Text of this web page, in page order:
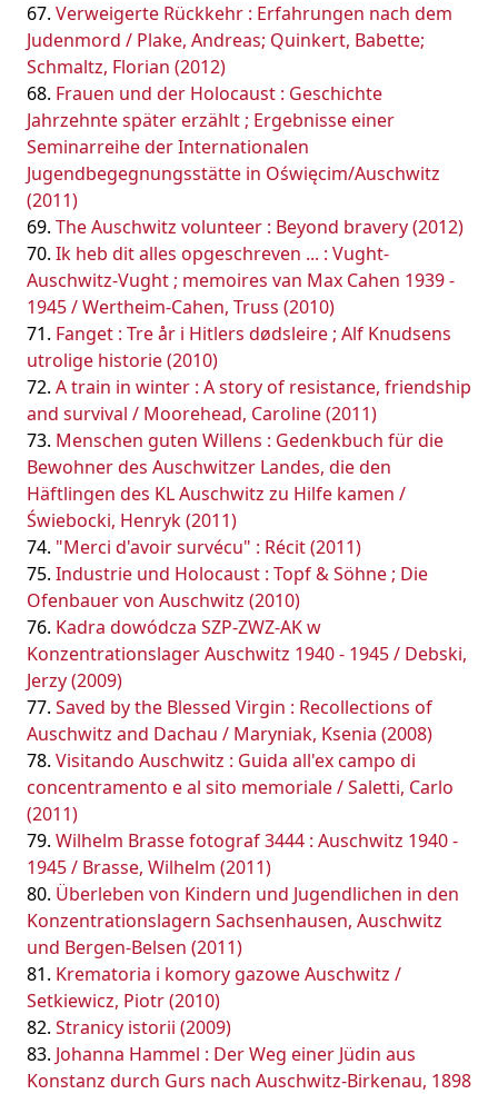
Verweigerte Rückkehr : Erfahrungen nach dem
Judenmord / Plake, Andreas; Quinkert, Babette;
Schmaltz, Florian (2012)
Frauen und der Holocaust : Geschichte
Jahrzehnte später erzählt ; Ergebnisse einer
Seminarreihe der Internationalen
Jugendbegegnungsstätte in Oświęcim/Auschwitz
(2011)
The Auschwitz volunteer : Beyond bravery (2012)
Ik heb dit alles opgeschreven ... : Vught-
Auschwitz-Vught ; memoires van Max Cahen 1939 -
1945 / Wertheim-Cahen, Truss (2010)
Fanget : Tre år i Hitlers dødsleire ; Alf Knudsens
utrolige historie (2010)
A train in winter : A story of resistance, friendship
and survival / Moorehead, Caroline (2011)
Menschen guten Willens : Gedenkbuch für die
Bewohner des Auschwitzer Landes, die den
Häftlingen des KL Auschwitz zu Hilfe kamen /
Świebocki, Henryk (2011)
"Merci d'avoir survécu" : Récit (2011)
Industrie und Holocaust : Topf & Söhne ; Die
Ofenbauer von Auschwitz (2010)
Kadra dowódcza SZP-ZWZ-AK w
Konzentrationslager Auschwitz 1940 - 1945 / Debski,
Jerzy (2009)
Saved by the Blessed Virgin : Recollections of
Auschwitz and Dachau / Maryniak, Ksenia (2008)
Visitando Auschwitz : Guida all'ex campo di
concentramento e al sito memoriale / Saletti, Carlo
(2011)
Wilhelm Brasse fotograf 3444 : Auschwitz 1940 -
1945 / Brasse, Wilhelm (2011)
Überleben von Kindern und Jugendlichen in den
Konzentrationslagern Sachsenhausen, Auschwitz
und Bergen-Belsen (2011)
Krematoria i komory gazowe Auschwitz /
Setkiewicz, Piotr (2010)
Stranicy istorii (2009)
Johanna Hammel : Der Weg einer Jüdin aus
Konstanz durch Gurs nach Auschwitz-Birkenau, 1898